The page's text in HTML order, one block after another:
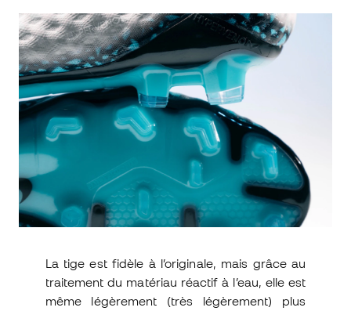
La tige est fidèle à l’originale, mais grâce au
traitement du matériau réactif à l’eau, elle est
même légèrement (très légèrement) plus